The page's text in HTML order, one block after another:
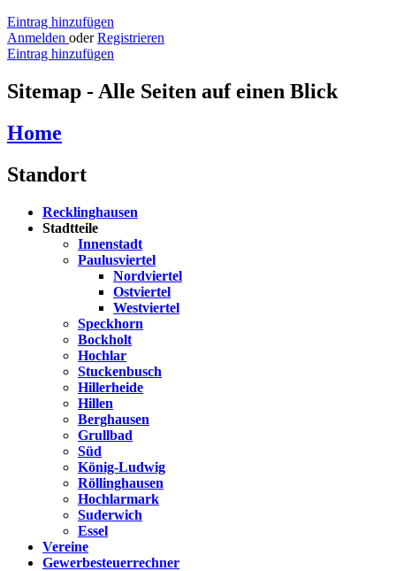
Eintrag hinzufügen
Anmelden oder Registrieren
Eintrag hinzufügen
Sitemap - Alle Seiten auf einen Blick
Home
Standort
Recklinghausen
Stadtteile
Innenstadt
Paulusviertel
Nordviertel
Ostviertel
Westviertel
Speckhorn
Bockholt
Hochlar
Stuckenbusch
Hillerheide
Hillen
Berghausen
Grullbad
Süd
König-Ludwig
Röllinghausen
Hochlarmark
Suderwich
Essel
Vereine
Gewerbesteuerrechner